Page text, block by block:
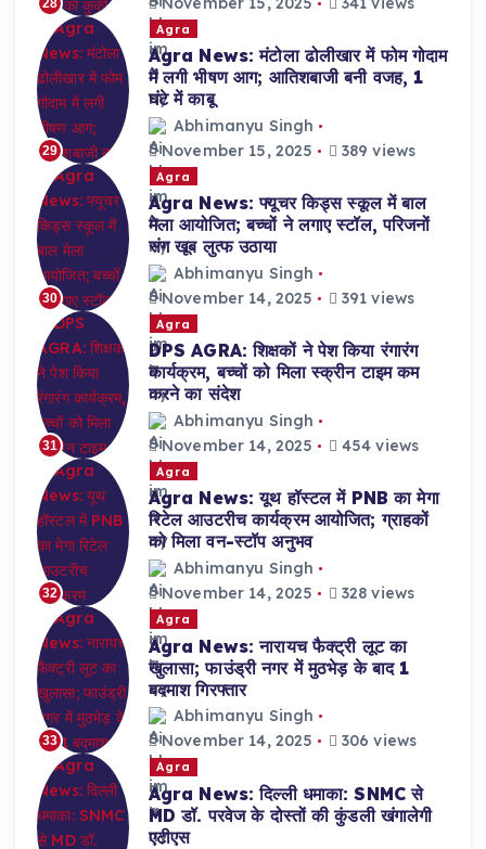
28
29
Agra
Agra News: मंटोला ढोलीखार में फोम गोदाम
में लगी भीषण आग; आतिशबाजी बनी वजह, 1
घंटे में काबू
Abhimanyu Singh
November 15, 2025
389 views
30
Agra
Agra News: फ्यूचर किड्स स्कूल में बाल
मेला आयोजित; बच्चों ने लगाए स्टॉल, परिजनों
संग खूब लुत्फ उठाया
Abhimanyu Singh
November 14, 2025
391 views
31
Agra
DPS AGRA: शिक्षकों ने पेश किया रंगारंग
कार्यक्रम, बच्चों को मिला स्क्रीन टाइम कम
करने का संदेश
Abhimanyu Singh
November 14, 2025
454 views
32
Agra
Agra News: यूथ हॉस्टल में PNB का मेगा
रिटेल आउटरीच कार्यक्रम आयोजित; ग्राहकों
को मिला वन-स्टॉप अनुभव
Abhimanyu Singh
November 14, 2025
328 views
33
Agra
Agra News: नारायच फैक्ट्री लूट का
खुलासा; फाउंड्री नगर में मुठभेड़ के बाद 1
बदमाश गिरफ्तार
Abhimanyu Singh
November 14, 2025
306 views
Agra
Agra News: दिल्ली धमाका: SNMC से
MD डॉ. परवेज के दोस्तों की कुंडली खंगालेगी
एटीएस